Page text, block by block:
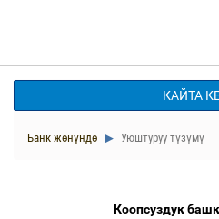
КАЙТА
Банк жөнүндө Уюштуруу түзүмү
Коопсуздук